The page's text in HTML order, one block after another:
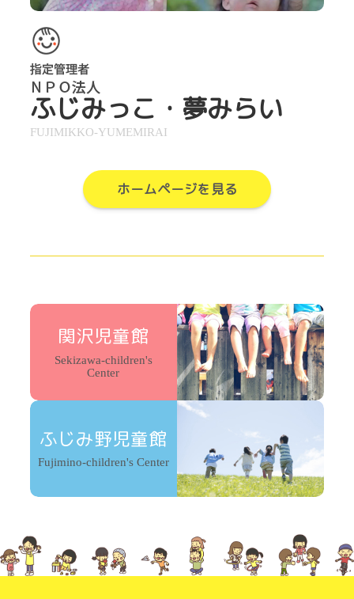
ふじみっこ・夢みらい
FUJIMIKKO-YUMEMIRAI
ホームページを見る
関沢児童館
Sekizawa-children's
Center
ふじみ野児童館
Fujimino-children's Center